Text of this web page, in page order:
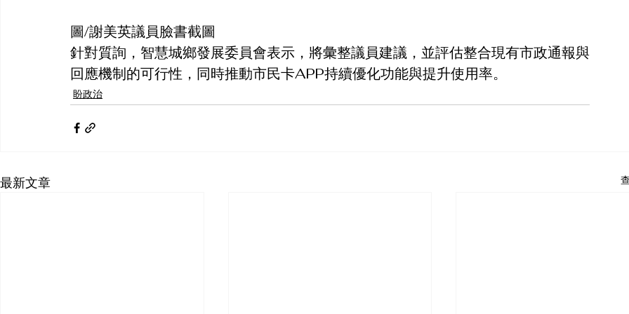
圖/謝美英議員臉書截圖
針對質詢，智慧城鄉發展委員會表示，將彙整議員建議，並評估整合現有市政通報與
回應機制的可行性，同時推動市民卡APP持續優化功能與提升使用率。
盼政治
最新文章